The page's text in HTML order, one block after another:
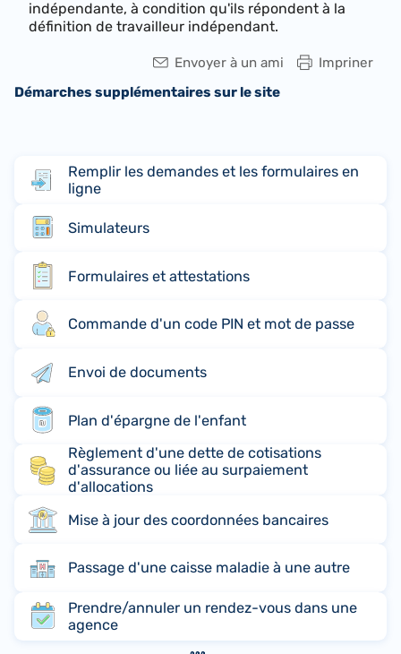
indépendante, à condition qu'ils répondent à la
définition de travailleur indépendant.
Impriner
Envoyer à un ami
Démarches supplémentaires sur le site
Remplir les demandes et les formulaires en
ligne
Simulateurs
Formulaires et attestations
Commande d'un code PIN et mot de passe
Envoi de documents
Plan d'épargne de l'enfant
Règlement d'une dette de cotisations
d'assurance ou liée au surpaiement
d'allocations
Mise à jour des coordonnées bancaires
Passage d'une caisse maladie à une autre
Prendre/annuler un rendez-vous dans une
agence